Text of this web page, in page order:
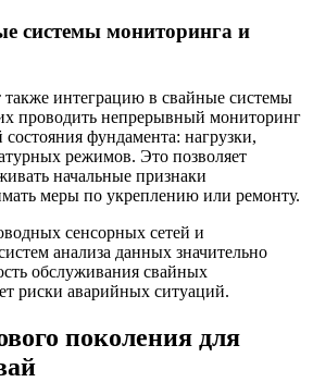
системы мониторинга и
интеграцию в свайные системы
проводить непрерывный мониторинг
фундамента: нагрузки,
режимов. Это позволяет
начальные признаки
меры по укреплению или ремонту.
сенсорных сетей и
анализа данных значительно
обслуживания свайных
риски аварийных ситуаций.
поколения для